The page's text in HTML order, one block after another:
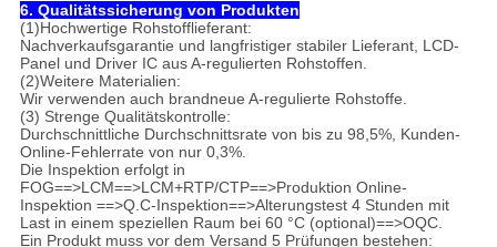
6. Qualitätssicherung von Produkten
(1)Hochwertige Rohstofflieferant:
Nachverkaufsgarantie und langfristiger stabiler Lieferant, LCD-
Panel und Driver IC aus A-regulierten Rohstoffen.
(2)Weitere Materialien:
Wir verwenden auch brandneue A-regulierte Rohstoffe.
(3) Strenge Qualitätskontrolle:
Durchschnittliche Durchschnittsrate von bis zu 98,5%, Kunden-
Online-Fehlerrate von nur 0,3%.
Die Inspektion erfolgt in
FOG==>LCM==>LCM+RTP/CTP==>Produktion Online-
Inspektion ==>Q.C-Inspektion==>Alterungstest 4 Stunden mit
Last in einem speziellen Raum bei 60 °C (optional)==>OQC.
Ein Produkt muss vor dem Versand 5 Prüfungen bestehen: